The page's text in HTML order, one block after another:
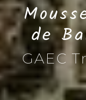
de
GAEC